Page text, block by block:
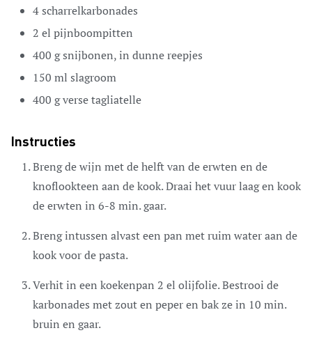
4scharrelkarbonades
2 el pijnboompitten
400 gsnijbonen,in dunne reepjes
150 ml slagroom
400 gverse tagliatelle
Instructies
Breng de wijn met de helft van de erwten en de
knoflookteen aan de kook. Draai het vuur laag en kook
de erwten in 6-8 min. gaar.
Breng intussen alvast een pan met ruim water aan de
kook voor de pasta.
Verhit in een koekenpan 2 el olijfolie. Bestrooi de
karbonades met zout en peper en bak ze in 10 min.
bruin en gaar.